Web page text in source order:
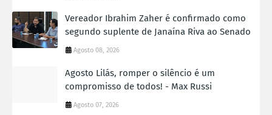
Vereador Ibrahim Zaher é confirmado como
segundo suplente de Janaína Riva ao Senado
Agosto 08, 2026
Agosto Lilás, romper o silêncio é um
compromisso de todos! - Max Russi
Agosto 07, 2026